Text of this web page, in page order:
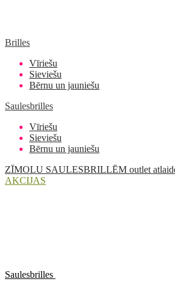
Brilles
Vīriešu
Sieviešu
Bērnu un jauniešu
Saulesbrilles
Vīriešu
Sieviešu
Bērnu un jauniešu
ZĪMOLU SAULESBRILLĒM outlet
AKCIJAS
Saulesbrilles